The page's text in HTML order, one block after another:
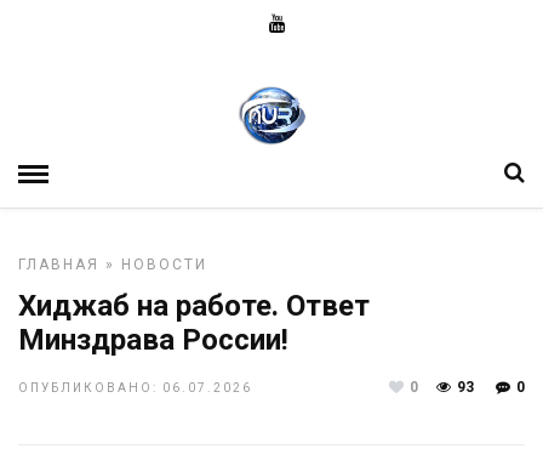
ГЛАВНАЯ » НОВОСТИ
Хиджаб на работе. Ответ
Минздрава России!
ОПУБЛИКОВАНО: 06.07.2026 0
93
0